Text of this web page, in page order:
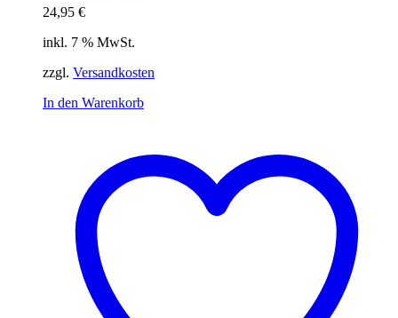
24,95 €
inkl. 7 % MwSt.
zzgl. Versandkosten
In den Warenkorb